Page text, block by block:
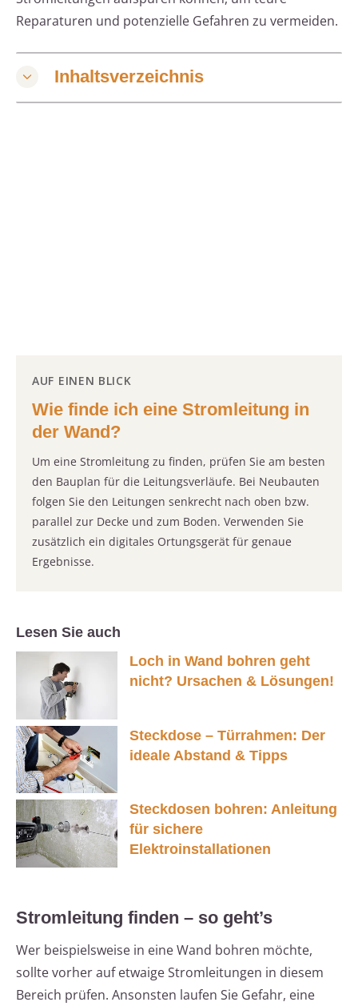
Reparaturen und potenzielle Gefahren zu vermeiden.
Inhaltsverzeichnis
AUF EINEN BLICK
Wie finde ich eine Stromleitung in
der Wand?
Um eine Stromleitung zu finden, prüfen Sie am besten
den Bauplan für die Leitungsverläufe. Bei Neubauten
folgen Sie den Leitungen senkrecht nach oben bzw.
parallel zur Decke und zum Boden. Verwenden Sie
zusätzlich ein digitales Ortungsgerät für genaue
Ergebnisse.
Lesen Sie auch
Loch in Wand bohren geht
nicht? Ursachen & Lösungen!
Steckdose – Türrahmen: Der
ideale Abstand & Tipps
Steckdosen bohren: Anleitung
für sichere
Elektroinstallationen
Stromleitung finden – so geht’s
Wer beispielsweise in eine Wand bohren möchte,
sollte vorher auf etwaige Stromleitungen in diesem
Bereich prüfen. Ansonsten laufen Sie Gefahr, eine